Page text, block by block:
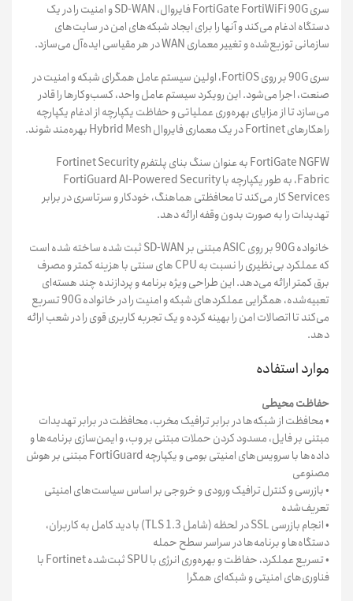
سری FortiGate FortiWiFi 90G فایروال، SD-WAN و امنیت را در یک
دستگاه ادغام می‌کند و آنها را برای ایجاد شبکه‌های امن در سایت‌های
سازمانی توزیع‌شده و تغییر معماری WAN در هر مقیاسی ایده‌آل می‌سازد.
سری 90G بر روی FortiOS، اولین سیستم عامل همگرای شبکه و امنیت در
صنعت، اجرا می‌شود. این رویکرد سیستم عامل واحد، کسب‌وکارها را قادر
می‌سازد تا از مزایای بهره‌وری عملیاتی و حفاظت یکپارچه از ادغام یکپارچه
راهکارهای Fortinet در یک معماری فایروال Hybrid Mesh بهره‌مند شوند.
FortiGate NGFW به عنوان سنگ بنای پلتفرم Fortinet Security
Fabric، به طور یکپارچه با FortiGuard AI-Powered Security
Services کار می‌کند تا محافظتی هماهنگ، خودکار و سرتاسری در برابر
تهدیدات را به صورت بدون وقفه ارائه دهد.
خانواده 90G بر روی ASIC مبتنی بر SD-WAN ثبت شده ساخته شده است
که عملکرد بی‌نظیری را نسبت به CPU های سنتی با هزینه کمتر و مصرف
برق کمتر ارائه می‌دهد. این طراحی ویژه برنامه و پردازنده چند هسته‌ای
تعبیه‌شده، همگرایی عملکردهای شبکه و امنیت را در خانواده 90G تسریع
می‌کند تا اتصالات امن را بهینه کرده و یک تجربه کاربری قوی را در شعب ارائه
دهد.
موارد استفاده
حفاظت محیطی
• محافظت از شبکه‌ها در برابر ترافیک مخرب، محافظت در برابر تهدیدات
مبتنی بر فایل، مسدود کردن حملات مبتنی بر وب، و ایمن‌سازی برنامه‌ها و
داده‌ها با سرویس‌های امنیتی بومی و یکپارچه FortiGuard مبتنی بر هوش
مصنوعی
• بازرسی و کنترل ترافیک ورودی و خروجی بر اساس سیاست‌های امنیتی
تعریف‌شده
• انجام بازرسی SSL در لحظه (شامل TLS 1.3) با دید کامل به کاربران،
دستگاه‌ها و برنامه‌ها در سراسر سطح حمله
• تسریع عملکرد، حفاظت و بهره‌وری انرژی با SPU ثبت‌شده Fortinet با
فناوری‌های امنیتی و شبکه‌ای همگرا